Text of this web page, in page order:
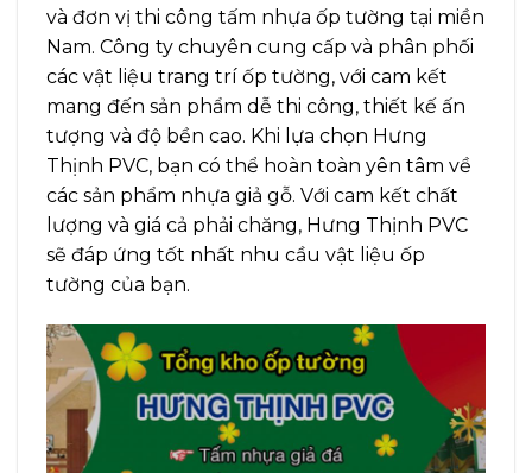
và đơn vị thi công tấm nhựa ốp tường tại miền
Nam. Công ty chuyên cung cấp và phân phối
các vật liệu trang trí ốp tường, với cam kết
mang đến sản phẩm dễ thi công, thiết kế ấn
tượng và độ bền cao. Khi lựa chọn Hưng
Thịnh PVC, bạn có thể hoàn toàn yên tâm về
các sản phẩm nhựa giả gỗ. Với cam kết chất
lượng và giá cả phải chăng, Hưng Thịnh PVC
sẽ đáp ứng tốt nhất nhu cầu vật liệu ốp
tường của bạn.